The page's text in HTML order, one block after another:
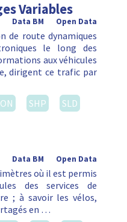
Variables
Open Data
Data BM
de route dynamiques
le long des
aux véhicules
dirigent ce trafic par
SHP
SLD
Open Data
Data BM
où il est permis
des services de
; à savoir les vélos,
en …